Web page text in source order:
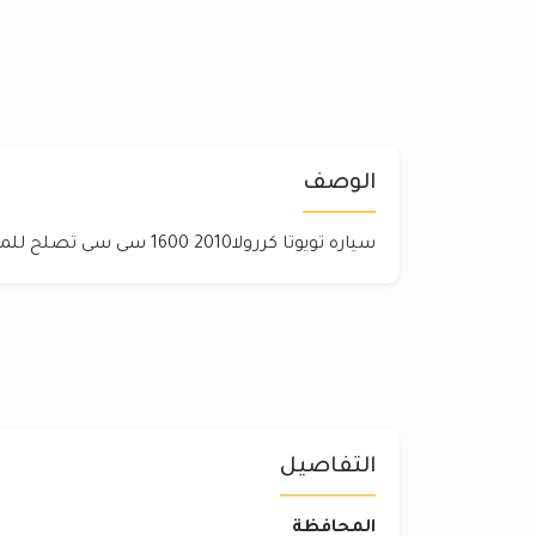
الوصف
سياره تويوتا كررولا2010 1600 سى سى تصلح للمبادره لاتحتاج اى مصروف
التفاصيل
المحافظة